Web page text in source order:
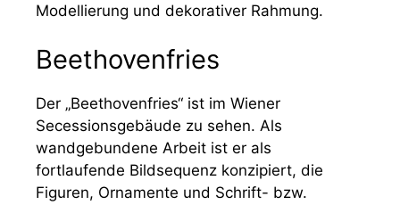
Modellierung und dekorativer Rahmung.
Beethovenfries
Der „Beethovenfries“ ist im Wiener
Secessionsgebäude zu sehen. Als
wandgebundene Arbeit ist er als
fortlaufende Bildsequenz konzipiert, die
Figuren, Ornamente und Schrift- bzw.